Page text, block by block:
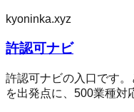
kyoninka.xyz
許認可ナビ
許認可ナビの入口です
を出発点に、500業種対